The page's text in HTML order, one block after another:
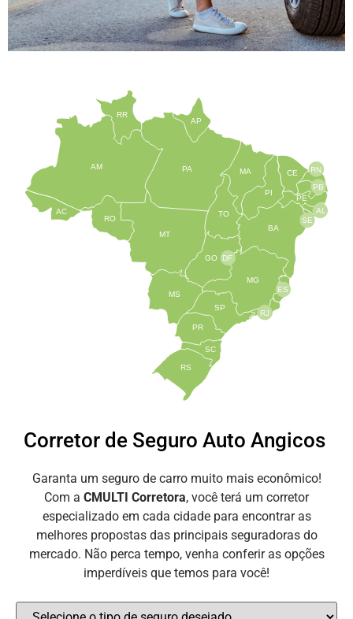
TO
BA
SE
PE
AL
RN
CE
PI
MA
AP
PA
RR
AM
AC
RO
MT
MS
GO
PR
SC
RS
SP
MG
RJ
ES
DF
PB
Corretor de Seguro Auto Angicos
Garanta um seguro de carro muito mais econômico!
Com a CMULTI Corretora, você terá um corretor
especializado em cada cidade para encontrar as
melhores propostas das principais seguradoras do
mercado. Não perca tempo, venha conferir as opções
imperdíveis que temos para você!